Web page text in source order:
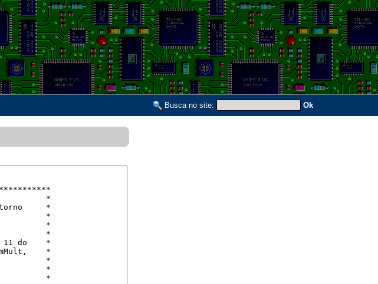
Busca no site: Ok